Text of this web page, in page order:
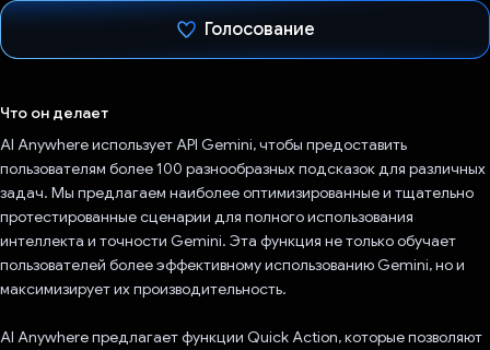
Голосование
Что он делает
AI Anywhere использует API Gemini, чтобы предоставить
пользователям более 100 разнообразных подсказок для различных
задач. Мы предлагаем наиболее оптимизированные и тщательно
протестированные сценарии для полного использования
интеллекта и точности Gemini. Эта функция не только обучает
пользователей более эффективному использованию Gemini, но и
максимизирует их производительность.
AI Anywhere предлагает функции Quick Action, которые позволяют